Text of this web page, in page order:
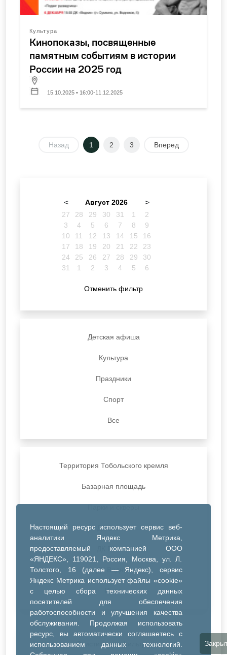
Настоящий ресурс использует сервис веб-
аналитики Яндекс Метрика,
предоставляемый компанией ООО
«ЯНДЕКС», 119021, Россия, Москва, ул. Л.
Толстого, 16 (далее — Яндекс), сервис
Яндекс Метрика использует файлы «cookie»
с целью сбора технических данных
посетителей для обеспечения
работоспособности и улучшения качества
обслуживания. Продолжая использовать
ресурс, вы автоматически соглашаетесь с
использованием данных технологий.
Культура
Кинопоказы, посвященные
памятным событиям в истории
России на 2025 год
15.10.2025 • 16:00-11.12.2025
Назад 1 2 3 Вперед
< Август 2026 >
27 28 29 30 31 1
2
3
4 5 6 7 8
9
10
11 12 13 14 15
16
17
18 19 20 21 22
23
24
25 26 27 28 29
30
31
1 2 3 4 5 6
Отменить фильтр
Детская афиша
Культура
Праздники
Спорт
Все
Территория Тобольского кремля
Базарная площадь
ДК Синтез
ДК Речник
ДК Водник
Иное
Очистить все фильтры